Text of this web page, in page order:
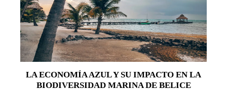
LA ECONOMÍA AZUL Y SU IMPACTO EN LA
BIODIVERSIDAD MARINA DE BELICE